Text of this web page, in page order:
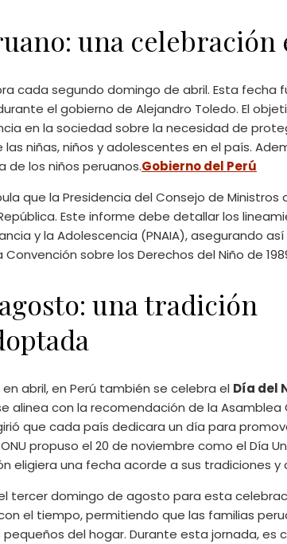
una celebración
cada segundo domingo de abril. Esta fecha
el gobierno de Alejandro Toledo. El
en la sociedad sobre la necesidad de
niñas, niños y adolescentes en el país.
de los niños peruanos.​Gobierno del Perú
que la Presidencia del Consejo de Ministros
Este informe debe detallar los
y la Adolescencia (PNAIA), asegurando
sobre los Derechos del Niño de
una tradición
abril, en Perú también se celebra el Día del
alinea con la recomendación de la Asamblea
que cada país dedicara un día para
propuso el 20 de noviembre como el Día
eligiera una fecha acorde a sus tradiciones y
tercer domingo de agosto para esta
el tiempo, permitiendo que las familias
del hogar. Durante esta jornada, es